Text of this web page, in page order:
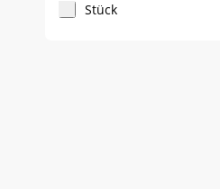
Stück